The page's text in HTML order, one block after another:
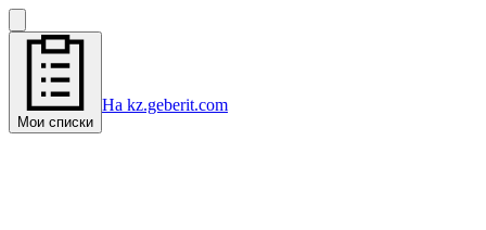
Мои списки
На kz.geberit.com